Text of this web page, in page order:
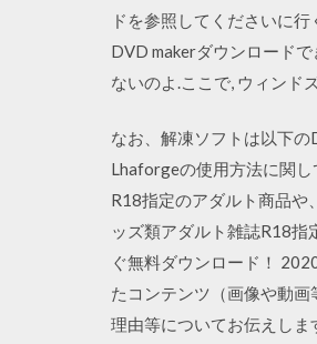
ドを参照してくださいに
DVD makerダウンロード
ないのよ.ここで, ウィンド
なお、解凍ソフトは以下
Lhaforgeの使用方法に関
R18指定のアダルト商品や
ッズ類アダルト雑誌R18指
ぐ無料ダウンロード！
たコンテンツ（画像や動
理由等についてお伝えし